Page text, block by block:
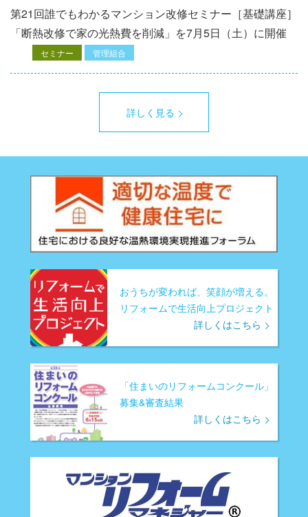
第21回誰でもわかるマンション改修セミナー［基礎講座］
「断熱改修で家の光熱費を削減」を7月5日（土）に開催
セミナー 管理組合
詳しく見る
おうちが変われば、笑顔が増える。
リフォームで生活向上プロジェクト
詳しくはこちら
「住まいのリフォームコンクール」
募集&審査結果
詳しくはこちら